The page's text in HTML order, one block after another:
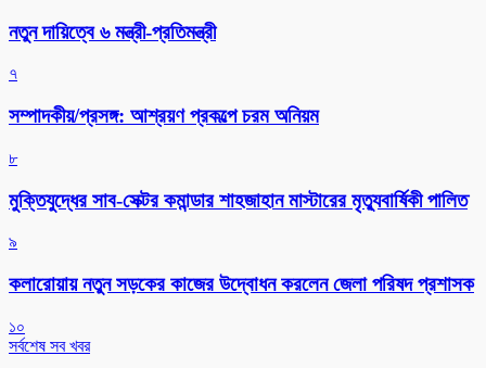
নতুন দায়িত্বে ৬ মন্ত্রী-প্রতিমন্ত্রী
৭
সম্পাদকীয়/প্রসঙ্গ: আশ্রয়ণ প্রকল্পে চরম অনিয়ম
৮
মুক্তিযুদ্ধের সাব-সেক্টর কমান্ডার শাহজাহান মাস্টারের মৃত্যুবার্ষিকী পালিত
৯
কলারোয়ায় নতুন সড়কের কাজের উদ্বোধন করলেন জেলা পরিষদ প্রশাসক
১০
সর্বশেষ সব খবর